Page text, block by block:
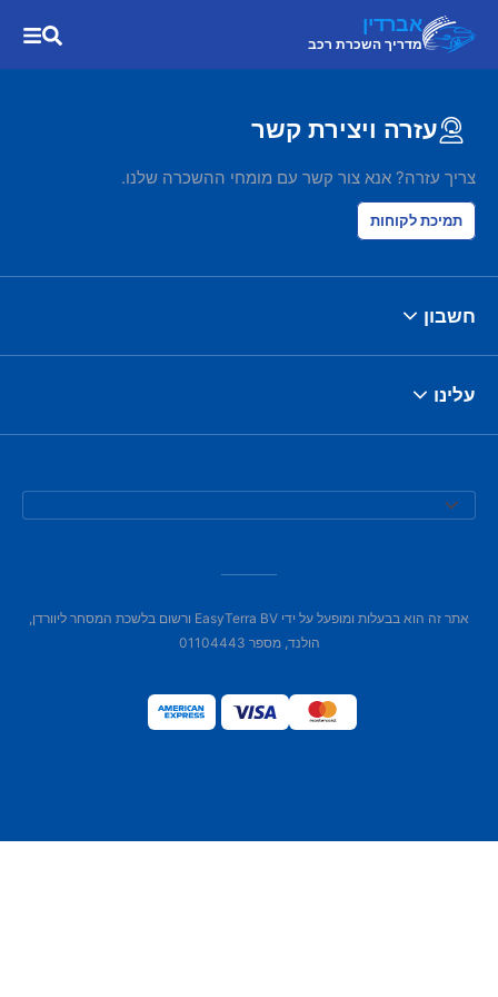
אברדין
מדריך השכרת רכב
עזרה ויצירת קשר
צריך עזרה? אנא צור קשר עם מומחי ההשכרה שלנו.
תמיכת לקוחות
חשבון
עלינו
אתר זה הוא בבעלות ומופעל על ידי EasyTerra BV ורשום בלשכת המסחר ליוורדן,
הולנד, מספר 01104443